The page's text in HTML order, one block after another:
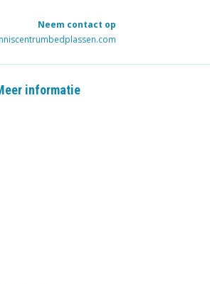
Neem contact op
informatie